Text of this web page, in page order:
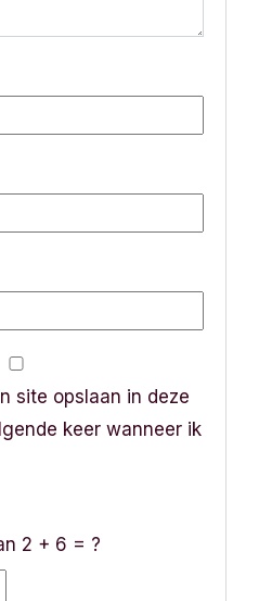
site opslaan in deze
keer wanneer ik
2 + 6 = ?